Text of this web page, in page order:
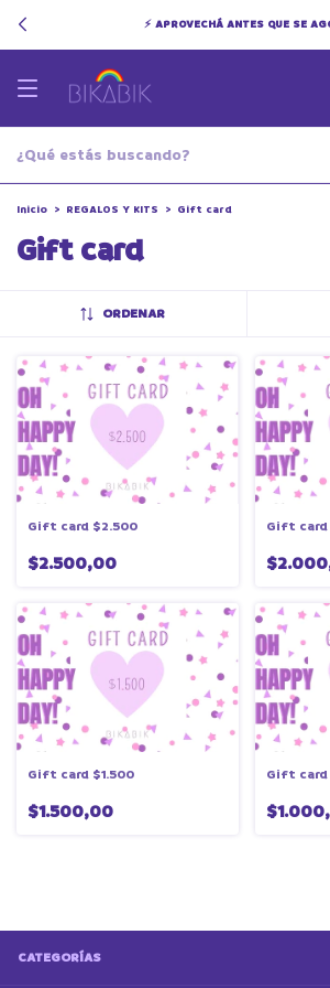
⚡ APROVECHÁ ANTES QUE SE
Inicio > REGALOS Y KITS > Gift card
Gift card
ORDENAR
Gift card $2.500
$2.500,00
Gift card
Gift card $1.500
$1.500,00
Gift card
CATEGORÍAS